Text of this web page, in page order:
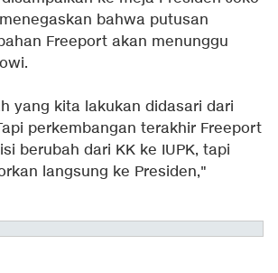
bahwa putusan
Freeport akan menunggu
yang kita lakukan didasari dari
perkembangan terakhir Freeport
berubah dari KK ke IUPK, tapi
langsung ke Presiden,"